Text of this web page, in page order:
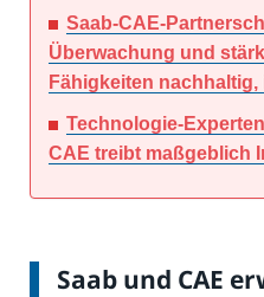
Saab-CAE-
Überwachung und
Fähigkeiten
Technologie-
CAE treibt maßgeblich
Saab und CAE